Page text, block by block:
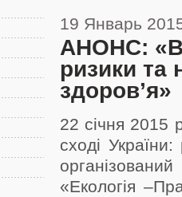
19 Январь
АНОНС:
ризики та
здоров’я»
22 січня 2015
сході
«Екологія